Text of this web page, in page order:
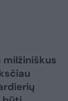
milžiniškus